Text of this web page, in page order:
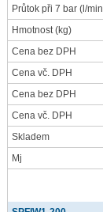
Průtok při 7 bar (l/
Hmotnost(kg)
Cena bez DPH
Cena vč. DPH
Cena bez DPH
Cena vč. DPH
Skladem
Mj